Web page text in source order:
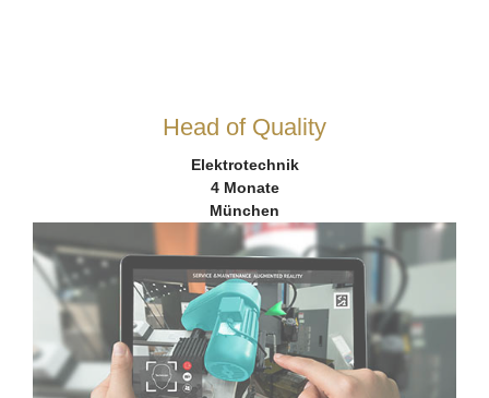
Head of Quality
Elektrotechnik
4 Monate
München